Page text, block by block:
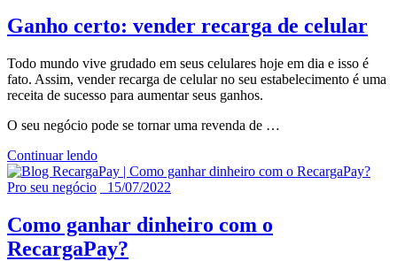
Ganho certo: vender recarga de celular
Todo mundo vive grudado em seus celulares hoje em dia e isso é
fato. Assim, vender recarga de celular no seu estabelecimento é uma
receita de sucesso para aumentar seus ganhos.
O seu negócio pode se tornar uma revenda de …
Continuar lendo
Pro seu negócio 15/07/2022
Como ganhar dinheiro com o
RecargaPay?